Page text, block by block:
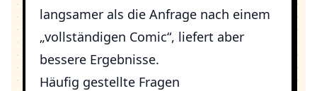
langsamer als die Anfrage nach einem
„vollständigen Comic“, liefert aber
bessere Ergebnisse.
Häufig gestellte Fragen